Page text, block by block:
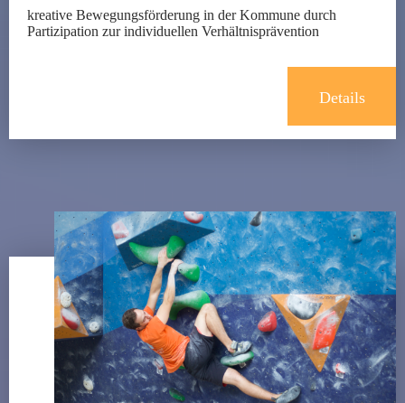
kreative Bewegungsförderung in der Kommune durch
Partizipation zur individuellen Verhältnisprävention
Details